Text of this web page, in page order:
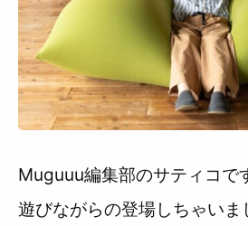
Muguuu編集部のサティコで
遊びながらの登場しちゃいま